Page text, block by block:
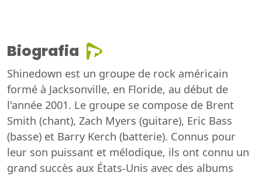
Biografia
Shinedown est un groupe de rock américain
formé à Jacksonville, en Floride, au début de
l'année 2001. Le groupe se compose de Brent
Smith (chant), Zach Myers (guitare), Eric Bass
(basse) et Barry Kerch (batterie). Connus pour
leur son puissant et mélodique, ils ont connu un
grand succès aux États-Unis avec des albums